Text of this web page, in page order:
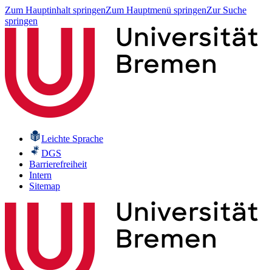
Zum Hauptinhalt springenZum Hauptmenü springenZur Suche
springen
Leichte Sprache
DGS
Barrierefreiheit
Intern
Sitemap